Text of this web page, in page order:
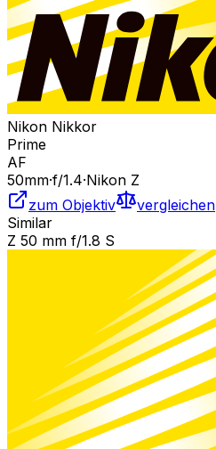
Nikon Nikkor
Prime
AF
50mm·f/1.4·Nikon Z
zum Objektiv
vergleichen
Similar
Z 50 mm f/1.8 S